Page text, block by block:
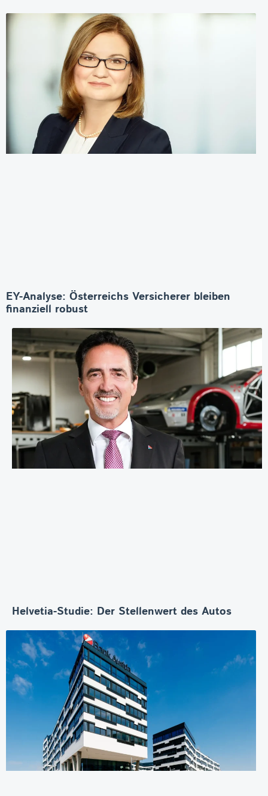
EY-Analyse: Österreichs Versicherer bleiben
finanziell robust
Helvetia-Studie: Der Stellenwert des Autos